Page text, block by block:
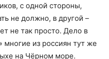
с одной стороны,
не должно, в другой –
не так просто. Дело в
многие из россиян тут же
на Чёрном море.